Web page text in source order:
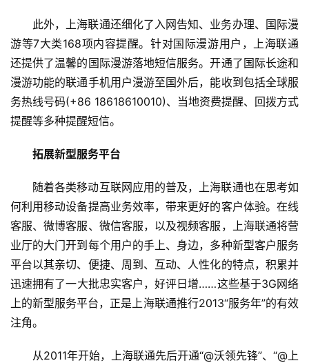
此外，上海联通还细化了入网告知、业务办理、国际漫
游等7大类168项内容提醒。针对国际漫游用户，上海联通
还提供了温馨的国际漫游落地短信服务。开通了国际长途和
漫游功能的联通手机用户漫游至国外后，能收到包括全球服
务热线号码(+86 18618610010)、当地资费提醒、回拨方式
提醒等多种提醒短信。
拓展新型服务平台
随着各类移动互联网应用的普及，上海联通也在思考如
何利用移动设备提高业务效率，带来更好的客户体验。在线
客服、微博客服、微信客服，以及视频客服，上海联通将营
业厅的大门开到每个用户的手上、身边，多种新型客户服务
平台以其亲切、便捷、周到、互动、人性化的特点，积累并
迅速拥有了一大批忠实客户，好评日增……这些基于3G网络
上的新型服务平台，正是上海联通推行2013“服务年”的有效
注角。
从2011年开始，上海联通先后开通“@沃领先锋”、“@上